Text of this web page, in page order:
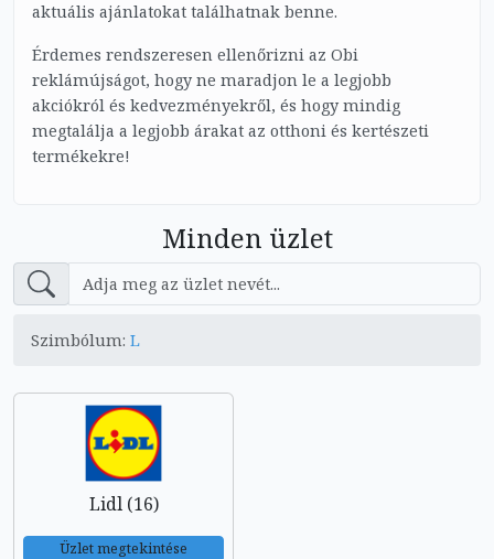
aktuális ajánlatokat találhatnak benne.
Érdemes rendszeresen ellenőrizni az Obi
reklámújságot, hogy ne maradjon le a legjobb
akciókról és kedvezményekről, és hogy mindig
megtalálja a legjobb árakat az otthoni és kertészeti
termékekre!
Minden üzlet
Szimbólum: L
Lidl (16)
Üzlet megtekintése